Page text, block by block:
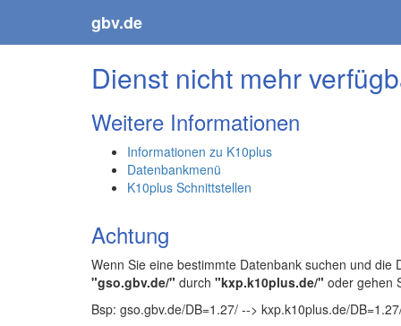
gbv.de
Dienst nicht mehr
Weitere Informationen
Informationen zu K10plus
Datenbankmenü
K10plus Schnittstellen
Achtung
Wenn Sie eine bestimmte Datenbank suchen und
"gso.gbv.de/" durch "kxp.k10plus.de/" oder gehen
Bsp: gso.gbv.de/DB=1.27/ --> kxp.k10plus.de/